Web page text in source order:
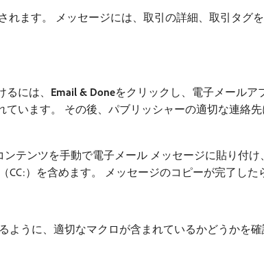
れます。 メッセージには、取引の詳細、取引タグ
には、 Email & Doneをクリックし、電子メールア
ています。 その後、パブリッシャーの適切な連絡
ンテンツを手動で電子メール メッセージに貼り付け
CC:）を含めます。 メッセージのコピーが完了した
ように、適切なマクロが含まれているかどうかを確